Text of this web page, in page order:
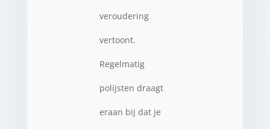
veroudering
vertoont.
Regelmatig
polijsten draagt
eraan bij dat je